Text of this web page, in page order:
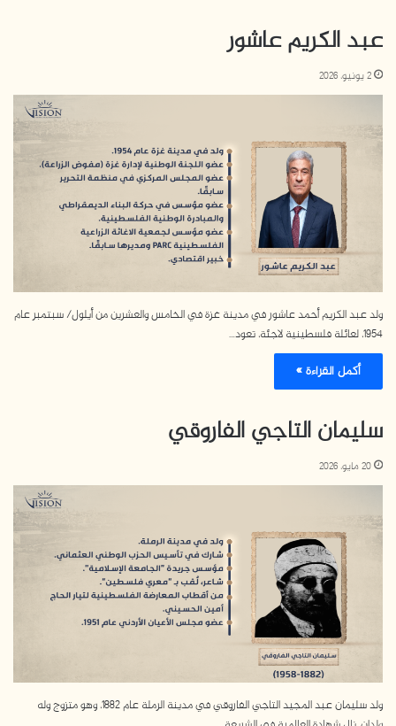
عبد الكريم عاشور
2 يونيو، 2026
ولد عبد الكريم أحمد عاشور في مدينة غزة في الخامس والعشرين من أيلول/ سبتمبر عام
1954، لعائلة فلسطينية لاجئة، تعود…
أكمل القراءة »
سليمان التاجي الفاروقي
20 مايو، 2026
ولد سليمان عبد المجيد التاجي الفاروقي في مدينة الرملة عام 1882، وهو متزوج وله